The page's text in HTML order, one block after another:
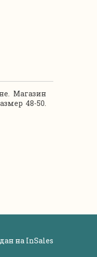
Магазин
48-50.
на InSales